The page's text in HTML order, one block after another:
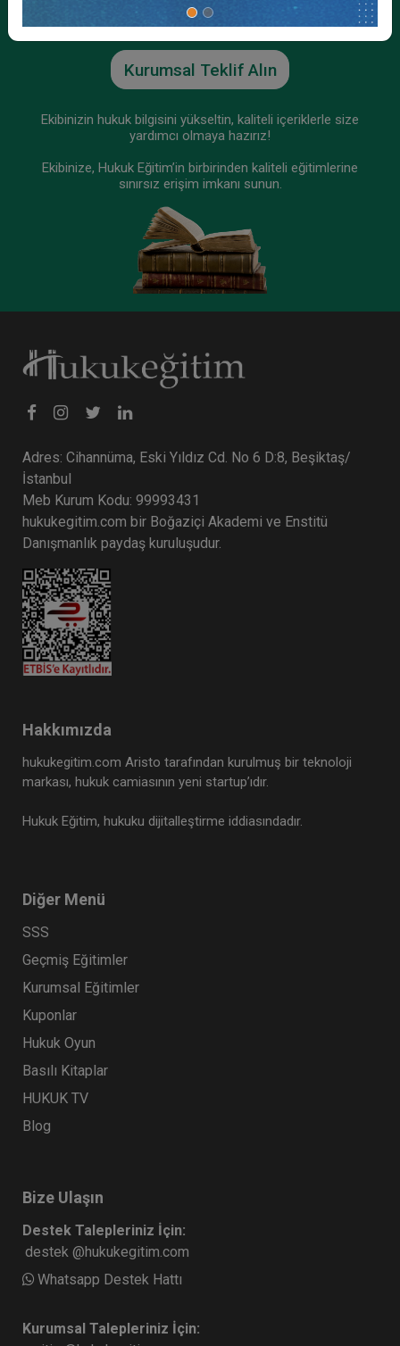
Kurumsal Üyelikler İçin
Kurumsal Teklif Alın
Ekibinizin hukuk bilgisini yükseltin, kaliteli içeriklerle size
yardımcı olmaya hazırız!
Ekibinize, Hukuk Eğitim’in birbirinden kaliteli eğitimlerine
sınırsız erişim imkanı sunun.
Adres: Cihannüma, Eski Yıldız Cd. No 6 D:8, Beşiktaş/
İstanbul
Meb Kurum Kodu: 99993431
hukukegitim.com bir Boğaziçi Akademi ve Enstitü
Danışmanlık paydaş kuruluşudur.
Hakkımızda
hukukegitim.com Aristo tarafından kurulmuş bir teknoloji
markası, hukuk camiasının yeni startup’ıdır.
Hukuk Eğitim, hukuku dijitalleştirme iddiasındadır.
Diğer Menü
SSS
Geçmiş Eğitimler
Kurumsal Eğitimler
Kuponlar
Hukuk Oyun
Basılı Kitaplar
HUKUK TV
Blog
Bize Ulaşın
Destek Talepleriniz İçin:
destek @hukukegitim.com
Whatsapp Destek Hattı
Kurumsal Talepleriniz İçin: